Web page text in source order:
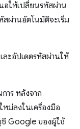
อให้เปลี่ยนรหัสผ่าน
สผ่านอัตโนมัติจะเริ่ม
ละอัปเดตรหัสผ่านให้
าร หลังจาก
ม่ลงในเครื่องมือ
Google ของผู้ใช้